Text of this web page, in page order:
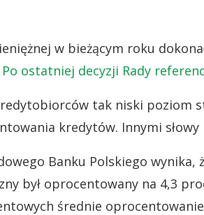
w bieżącym roku
Po ostatniej decyzji Rady
tak niski poziom
kredytów. Innymi
Banku Polskiego
był oprocentowany na 4,3
średnie